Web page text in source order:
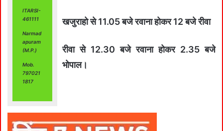
ITARSI-
461111
Narmad
apuram
(M.P.)
Mob.
797021
1817
खजुराहो से 11.05 बजे रवाना होकर 12 बजे रीवा
रीवा से 12.30 बजे रवाना होकर 2.35 बजे
भोपाल।